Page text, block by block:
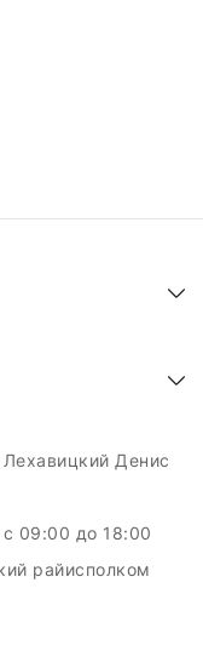
Денис
09:00 до 18:00
райисполком